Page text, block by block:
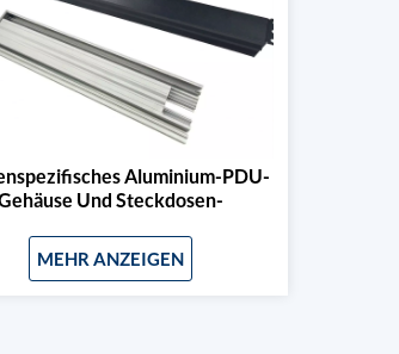
Aluminium-PDU-
Und Steckdosen-
MEHR ANZEIGEN